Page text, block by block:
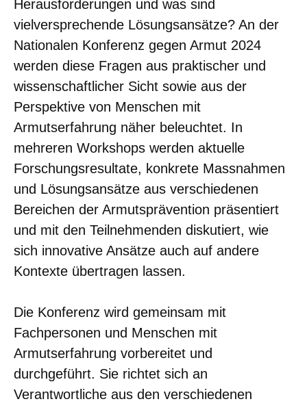
Herausforderungen und was sind
vielversprechende Lösungsansätze? An der
Nationalen Konferenz gegen Armut 2024
werden diese Fragen aus praktischer und
wissenschaftlicher Sicht sowie aus der
Perspektive von Menschen mit
Armutserfahrung näher beleuchtet. In
mehreren Workshops werden aktuelle
Forschungsresultate, konkrete Massnahmen
und Lösungsansätze aus verschiedenen
Bereichen der Armutsprävention präsentiert
und mit den Teilnehmenden diskutiert, wie
sich innovative Ansätze auch auf andere
Kontexte übertragen lassen.
Die Konferenz wird gemeinsam mit
Fachpersonen und Menschen mit
Armutserfahrung vorbereitet und
durchgeführt. Sie richtet sich an
Verantwortliche aus den verschiedenen